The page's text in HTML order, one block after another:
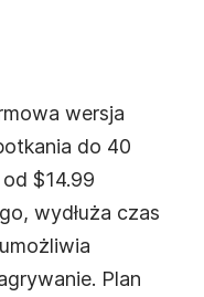
wersja
do 40
$14.99
wydłuża czas
Plan